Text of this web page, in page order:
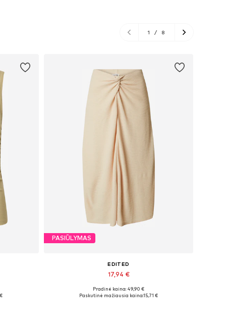
1 / 8
PASIŪLYMAS
EDITED
17,94 €
Galimi dydžiai: 34, 36, 38, 40
Pradinė kaina: 49,90 €
Paskutinė mažiausia kaina:15,71 €